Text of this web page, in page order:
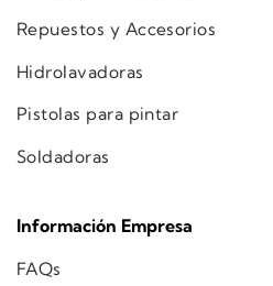
Repuestos y Accesorios
Hidrolavadoras
Pistolas para pintar
Soldadoras
Información Empresa
FAQs